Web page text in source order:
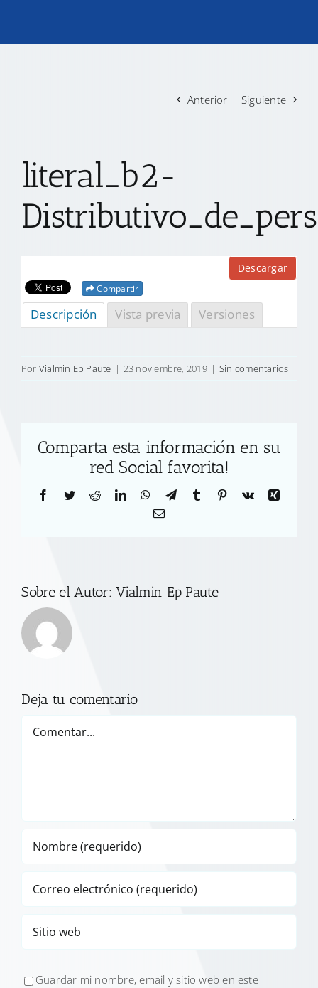
TRANSPARENCIA
CONTACTO
Anterior Siguiente
literal_b2-
Descargar
Compartir
Descripción Vista previa Versiones
Por Vialmin Ep Paute | 23 noviembre, 2019 | Sin comentarios
Comparta esta información en su
red Social favorita!
Facebook
TwitterRedditLinkedInWhatsApp
TelegramTumblr Pinterest
Vk
Xing
Correo
Sobre el Autor:Vialmin Ep Paute
Deja tu comentario
Guardar mi nombre, email y sitio web en este